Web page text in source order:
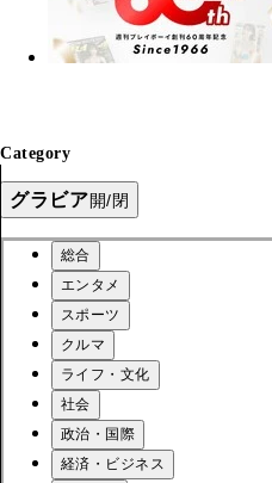
Category
グラビア開/閉
総合
エンタメ
スポーツ
クルマ
ライフ・文化
社会
政治・国際
経済・ビジネス